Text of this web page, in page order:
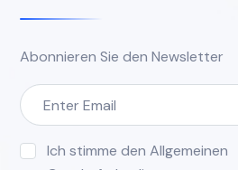
Abonnieren Sie den Newsletter
Ich stimme den Allgemeinen